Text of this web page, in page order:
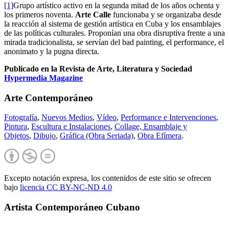
[1]Grupo artístico activo en la segunda mitad de los años ochenta y
los primeros noventa. Arte Calle funcionaba y se organizaba desde
la reacción al sistema de gestión artística en Cuba y los ensamblajes
de las políticas culturales. Proponían una obra disruptiva frente a una
mirada tradicionalista, se servían del bad painting, el performance, el
anonimato y la pugna directa.
Publicado en la Revista de Arte, Literatura y Sociedad
Hypermedia Magazine
Arte Contemporáneo
Fotografía, Nuevos Medios, Vídeo, Performance e Intervenciones,
Pintura, Escultura e Instalaciones, Collage, Ensamblaje y
Objetos, Dibujo, Gráfica (Obra Seriada), Obra Efímera.
Excepto notación expresa, los contenidos de este sitio se ofrecen
bajo licencia CC BY-NC-ND 4.0
Artista Contemporáneo Cubano